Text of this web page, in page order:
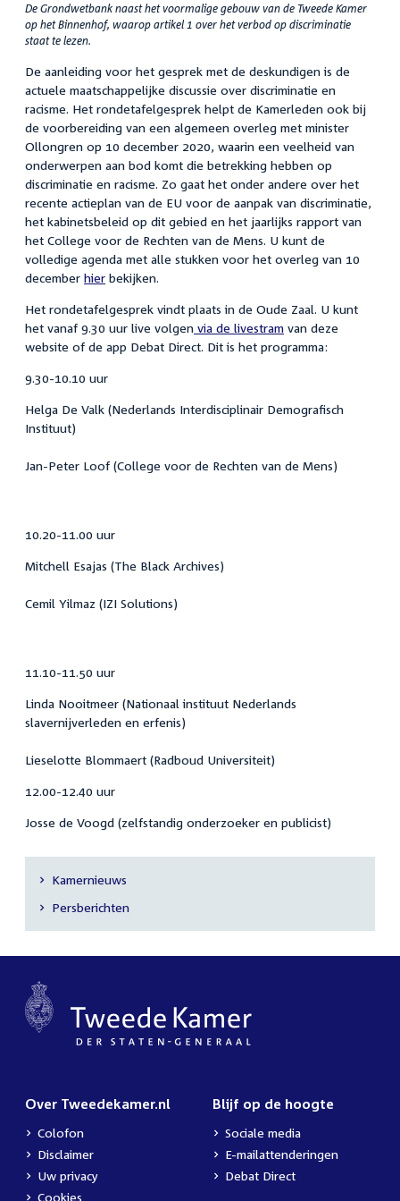
De Grondwetbank naast het voormalige gebouw van de Tweede Kamer
op het Binnenhof, waarop artikel 1 over het verbod op discriminatie
staat te lezen.
De aanleiding voor het gesprek met de deskundigen is de
actuele maatschappelijke discussie over discriminatie en
racisme. Het rondetafelgesprek helpt de Kamerleden ook bij
de voorbereiding van een algemeen overleg met minister
Ollongren op 10 december 2020, waarin een veelheid van
onderwerpen aan bod komt die betrekking hebben op
discriminatie en racisme. Zo gaat het onder andere over het
recente actieplan van de EU voor de aanpak van discriminatie,
het kabinetsbeleid op dit gebied en het jaarlijks rapport van
het College voor de Rechten van de Mens. U kunt de
volledige agenda met alle stukken voor het overleg van 10
december hier bekijken.
Het rondetafelgesprek vindt plaats in de Oude Zaal. U kunt
het vanaf 9.30 uur live volgen via de livestram van deze
website of de app Debat Direct. Dit is het programma:
9.30-10.10 uur
Helga De Valk (Nederlands Interdisciplinair Demografisch
Instituut)
Jan-Peter Loof (College voor de Rechten van de Mens)
10.20-11.00 uur
Mitchell Esajas (The Black Archives)
Cemil Yilmaz (IZI Solutions)
11.10-11.50 uur
Linda Nooitmeer (Nationaal instituut Nederlands
slavernijverleden en erfenis)
Lieselotte Blommaert (Radboud Universiteit)
12.00-12.40 uur
Josse de Voogd (zelfstandig onderzoeker en publicist)
Secundaire
navigatie
Kamernieuws
Persberichten
Over Tweedekamer.nl
Colofon
Disclaimer
Uw privacy
Cookies
Blijf op de hoogte
Sociale media
E-mailattenderingen
Debat Direct